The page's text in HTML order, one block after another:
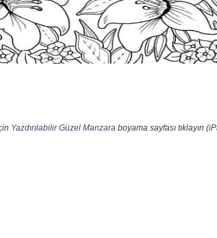
Yazdırılabilir Güzel Manzaraboyama sayfası tıklayın